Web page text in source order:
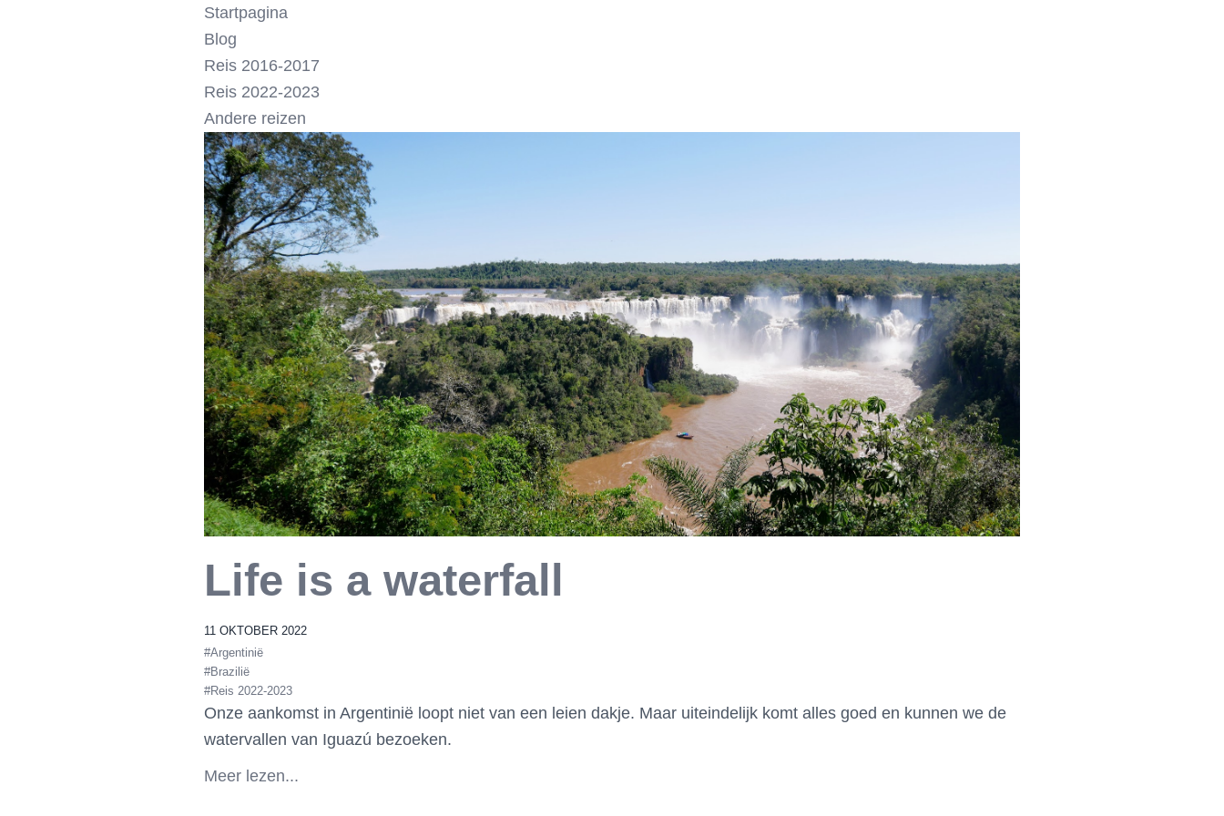
Startpagina
Blog
Reis 2016-2017
Reis 2022-2023
Andere reizen
Life is a waterfall
11 OKTOBER 2022
#Argentinië
#Brazilië
#Reis 2022-2023
Onze aankomst in Argentinië loopt niet van een leien dakje. Maar uiteindelijk komt alles goed en kunnen we de
watervallen van Iguazú bezoeken.
Meer lezen...